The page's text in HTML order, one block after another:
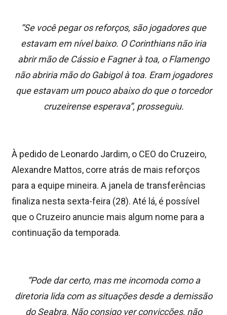
“Se você pegar os reforços, são jogadores que
estavam em nível baixo. O Corinthians não iria
abrir mão de Cássio e Fagner à toa, o Flamengo
não abriria mão do Gabigol à toa. Eram jogadores
que estavam um pouco abaixo do que o torcedor
cruzeirense esperava”, prosseguiu.
À pedido de Leonardo Jardim, o CEO do Cruzeiro,
Alexandre Mattos, corre atrás de mais reforços
para a equipe mineira. A janela de transferências
finaliza nesta sexta-feira (28). Até lá, é possível
que o Cruzeiro anuncie mais algum nome para a
continuação da temporada.
“Pode dar certo, mas me incomoda como a
diretoria lida com as situações desde a demissão
do Seabra. Não consigo ver convicções, não